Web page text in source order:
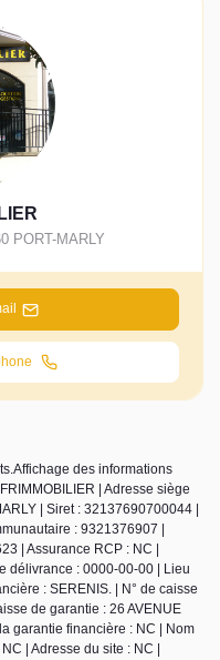
PORT-MARLY
des informations
| Adresse siège
| Siret : 32137690700044 |
: 9321376907 |
| Assurance RCP : NC |
délivrance : 0000-00-00 | Lieu
: SERENIS. | N° de caisse
de garantie : 26 AVENUE
garantie financière : NC | Nom
| Adresse du site : NC |